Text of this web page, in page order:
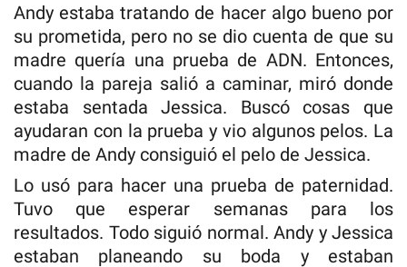
Andy estaba tratando de hacer algo bueno por
su prometida, pero no se dio cuenta de que su
madre quería una prueba de ADN. Entonces,
cuando la pareja salió a caminar, miró donde
estaba sentada Jessica. Buscó cosas que
ayudaran con la prueba y vio algunos pelos. La
madre de Andy consiguió el pelo de Jessica.
Lo usó para hacer una prueba de paternidad.
Tuvo que esperar semanas para los
resultados. Todo siguió normal. Andy y Jessica
estaban planeando su boda y estaban